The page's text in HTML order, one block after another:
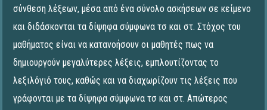
σύνθεση λέξεων, μέσα από ένα σύνολο ασκήσεων σε κείμενο
και διδάσκονται τα δίψηφα σύμφωνα τσ και στ. Στόχος του
μαθήματος είναι να κατανοήσουν οι μαθητές πως να
δημιουργούν μεγαλύτερες λέξεις, εμπλουτίζοντας το
λεξιλόγιό τους, καθώς και να διαχωρίζουν τις λέξεις που
γράφονται με τα δίψηφα σύμφωνα τσ και στ. Απώτερος